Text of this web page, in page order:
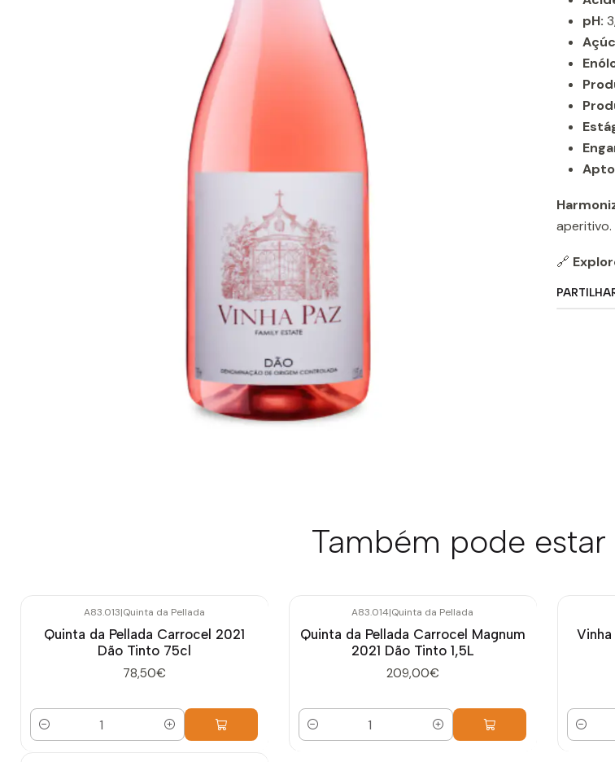
pH:
aperitivo.
🔗
Também pode
A83.013|Quinta da Pellada
Quinta da Pellada Carrocel 2021
Dão Tinto 75cl
78,50€
Quantidade
A83.014|Quinta da Pellada
Quinta da Pellada Carrocel Magnum
2021 Dão Tinto 1,5L
209,00€
Quantidade